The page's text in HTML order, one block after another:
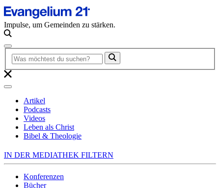
Impulse, um Gemeinden zu stärken.
Artikel
Podcasts
Videos
Leben als Christ
Bibel & Theologie
IN DER MEDIATHEK FILTERN
Konferenzen
Bücher